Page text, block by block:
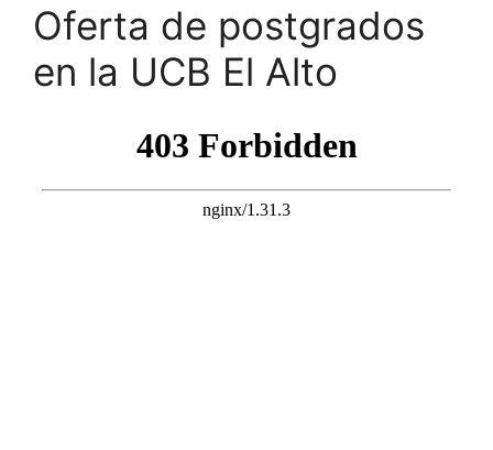
Oferta de postgrados
en la UCB El Alto